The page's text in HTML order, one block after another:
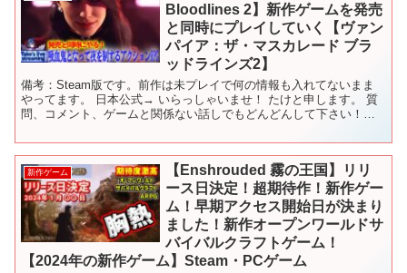
Bloodlines 2】新作ゲームを発売
と同時にプレイしていく【ヴァン
パイア：ザ・マスカレード ブラ
ッドラインズ2】
備考：Steam版です。前作は未プレイで何の情報も入れてないまま
やってます。 日本公式→ いらっしゃいませ！ たけと申します。 質
問、コメント、ゲームと関係ない話しでもどんどんして下さい！
新作ゲーム
【Enshrouded 霧の王国】リリ
ース日決定！超期待作！新作ゲー
ム！早期アクセス開始日が決まり
ました！新作オープンワールドサ
バイバルクラフトゲーム！
【2024年の新作ゲーム】Steam・PCゲーム